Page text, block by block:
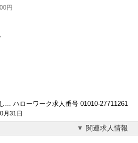
円
... ハローワーク求人番号 01010-27711261
月31日
関連求人情報